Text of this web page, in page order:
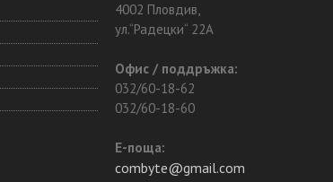
4002 Пловдив,
ул.“Радецки“ 22А
Офис / поддръжка:
032/60-18-62
032/60-18-60
Е-поща:
combyte@gmail.com